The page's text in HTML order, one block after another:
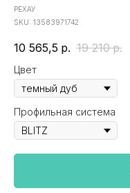
РЕХАУ
SKU: 13583971742
10 565,5 р. 19 210 р.
Цвет
Профильная система